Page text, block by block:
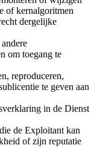
of kernalgoritmen
dergelijke
om toegang te
reproduceren,
te geven aan
in de Dienst
de Exploitant kan
of zijn reputatie